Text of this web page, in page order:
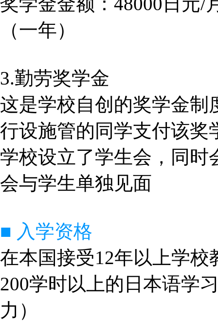
（一年）
3.勤劳奖学金
这是学校自创的奖学金制
行设施管的同学支付该奖
学校设立了学生会，同时
会与学生单独见面
■ 入学资格
在本国接受12年以上学
200学时以上的日本语学
力）